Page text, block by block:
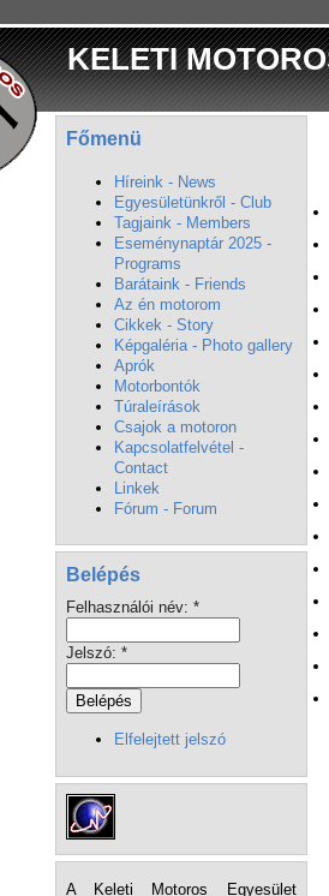
KELETI
Főmenü
Híreink - News
Egyesületünkről - Club
Tagjaink - Members
Eseménynaptár 2025 -
Programs
Barátaink - Friends
Az én motorom
Cikkek - Story
Képgaléria - Photo gallery
Aprók
Motorbontók
Túraleírások
Csajok a motoron
Kapcsolatfelvétel -
Contact
Linkek
Fórum - Forum
Belépés
Felhasználói név: *
Jelszó: *
Elfelejtett jelszó
A Keleti Motoros Egyesület